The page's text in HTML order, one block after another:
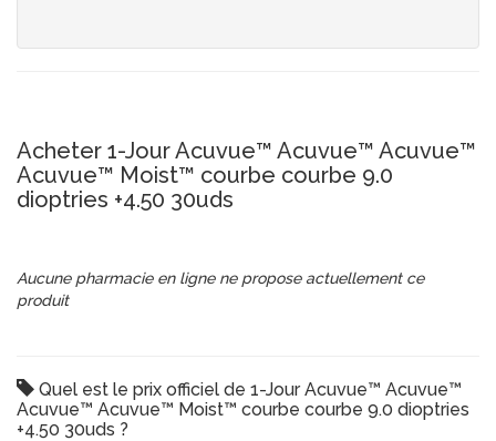
Acheter 1-Jour Acuvue™ Acuvue™ Acuvue™
Acuvue™ Moist™ courbe courbe 9.0
dioptries +4.50 30uds
Aucune pharmacie en ligne ne propose actuellement ce
produit
Quel est le prix officiel de 1-Jour Acuvue™ Acuvue™
Acuvue™ Acuvue™ Moist™ courbe courbe 9.0 dioptries
+4.50 30uds ?